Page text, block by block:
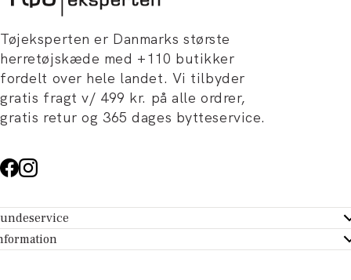
Tøjeksperten er Danmarks største
herretøjskæde med +110 butikker
fordelt over hele landet. Vi tilbyder
gratis fragt v/ 499 kr. på alle ordrer,
gratis retur og 365 dages bytteservice.
- Hjælpecenter
Tøjeksperten